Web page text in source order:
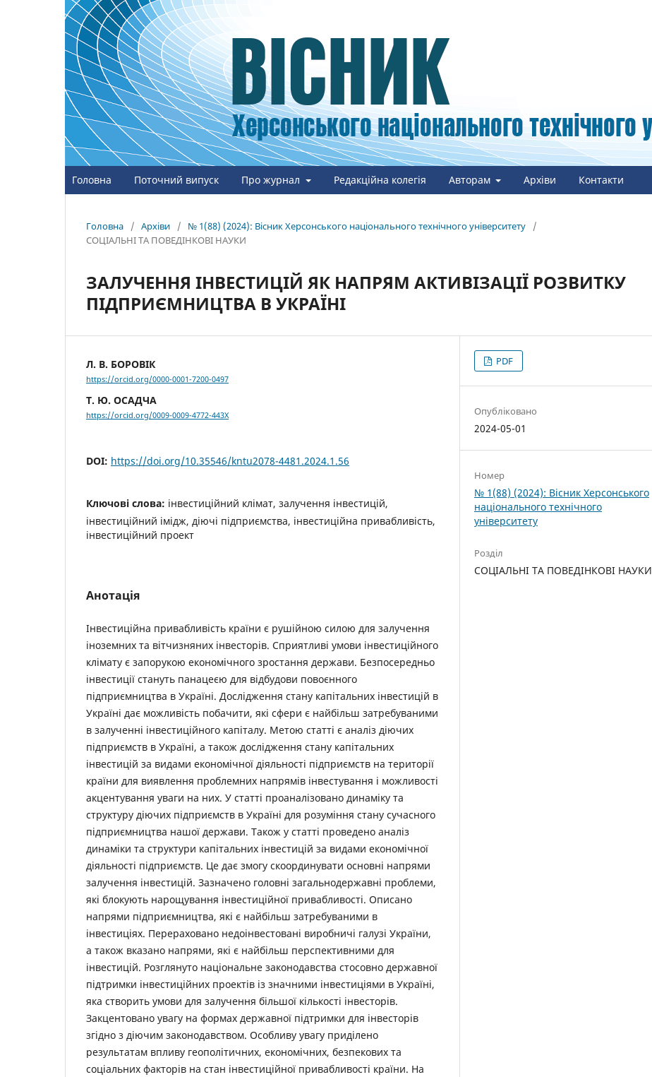
Головна Поточний випуск Про журнал Редакційна колегія Авторам Архіви Контакти
Головна / Архіви / № 1(88) (2024): Вісник Херсонського національного технічного університету
/
СОЦІАЛЬНІ ТА ПОВЕДІНКОВІ НАУКИ
ЗАЛУЧЕННЯ ІНВЕСТИЦІЙ ЯК НАПРЯМ АКТИВІЗАЦІЇ РОЗВИТКУ
ПІДПРИЄМНИЦТВА В УКРАЇНІ
Л. В. БОРОВІК
https://orcid.org/0000-0001-7200-0497
Т. Ю. ОСАДЧА
https://orcid.org/0009-0009-4772-443X
DOI: https://doi.org/10.35546/kntu2078-4481.2024.1.56
Ключові слова: інвестиційний клімат, залучення інвестицій,
інвестиційний імідж, діючі підприємства, інвестиційна привабливість,
інвестиційний проект
Анотація
Інвестиційна привабливість країни є рушійною силою для залучення
іноземних та вітчизняних інвесторів. Сприятливі умови інвестиційного
клімату є запорукою економічного зростання держави. Безпосередньо
інвестиції стануть панацеєю для відбудови повоєнного
підприємництва в Україні. Дослідження стану капітальних інвестицій в
Україні дає можливість побачити, які сфери є найбільш затребуваними
в залученні інвестиційного капіталу. Метою статті є аналіз діючих
підприємств в Україні, а також дослідження стану капітальних
інвестицій за видами економічної діяльності підприємств на території
країни для виявлення проблемних напрямів інвестування і можливості
акцентування уваги на них. У статті проаналізовано динаміку та
структуру діючих підприємств в Україні для розуміння стану сучасного
підприємництва нашої держави. Також у статті проведено аналіз
динаміки та структури капітальних інвестицій за видами економічної
діяльності підприємств. Це дає змогу скоординувати основні напрями
залучення інвестицій. Зазначено головні загальнодержавні проблеми,
які блокують нарощування інвестиційної привабливості. Описано
напрями підприємництва, які є найбільш затребуваними в
інвестиціях. Перераховано недоінвестовані виробничі галузі України,
а також вказано напрями, які є найбільш перспективними для
інвестицій. Розглянуто національне законодавства стосовно державної
підтримки інвестиційних проектів із значними інвестиціями в Україні,
яка створить умови для залучення більшої кількості інвесторів.
Закцентовано увагу на формах державної підтримки для інвесторів
згідно з діючим законодавством. Особливу увагу приділено
результатам впливу геополітичних, економічних, безпекових та
соціальних факторів на стан інвестиційної привабливості країни. На
PDF
Опубліковано
2024-05-01
Номер
№ 1(88) (2024): Вісник Херсонського
національного технічного
університету
Розділ
СОЦІАЛЬНІ ТА ПОВЕДІНКОВІ НАУКИ